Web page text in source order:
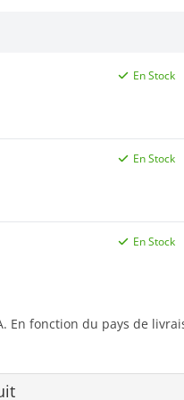
En Stock
En Stock
En Stock
En fonction du pays de